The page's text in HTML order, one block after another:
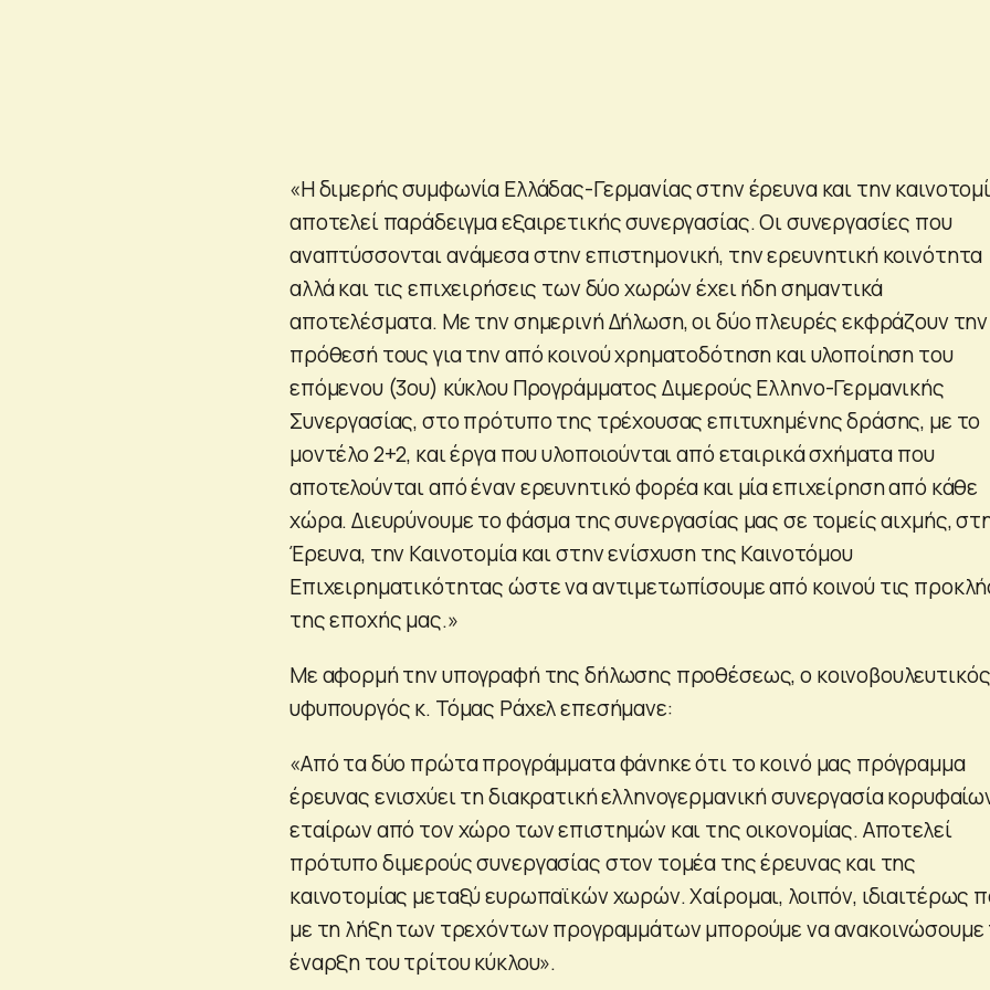
«Η διμερής συμφωνία Ελλάδας-Γερμανίας στην έρευνα και την
αποτελεί παράδειγμα εξαιρετικής συνεργασίας. Οι συνεργασίες που
αναπτύσσονται ανάμεσα στην επιστημονική, την ερευνητική κοινότητα
αλλά και τις επιχειρήσεις των δύο χωρών έχει ήδη σημαντικά
αποτελέσματα. Με την σημερινή Δήλωση, οι δύο πλευρές εκφράζουν την
πρόθεσή τους για την από κοινού χρηματοδότηση και υλοποίηση του
επόμενου (3ου) κύκλου Προγράμματος Διμερούς Ελληνο-Γερμανικής
Συνεργασίας, στο πρότυπο της τρέχουσας επιτυχημένης δράσης, με το
μοντέλο 2+2, και έργα που υλοποιούνται από εταιρικά σχήματα που
αποτελούνται από έναν ερευνητικό φορέα και μία επιχείρηση από κάθε
χώρα. Διευρύνουμε το φάσμα της συνεργασίας μας σε τομείς αιχμής,
Έρευνα, την Καινοτομία και στην ενίσχυση της Καινοτόμου
Επιχειρηματικότητας ώστε να αντιμετωπίσουμε από κοινού τις
της εποχής μας.»
Με αφορμή την υπογραφή της δήλωσης προθέσεως, ο κοινοβουλευτικός
υφυπουργός κ. Τόμας Ράχελ επεσήμανε:
«Από τα δύο πρώτα προγράμματα φάνηκε ότι το κοινό μας πρόγραμμα
έρευνας ενισχύει τη διακρατική ελληνογερμανική συνεργασία
εταίρων από τον χώρο των επιστημών και της οικονομίας. Αποτελεί
πρότυπο διμερούς συνεργασίας στον τομέα της έρευνας και της
καινοτομίας μεταξύ ευρωπαϊκών χωρών. Χαίρομαι, λοιπόν, ιδιαιτέρως
με τη λήξη των τρεχόντων προγραμμάτων μπορούμε να ανακοινώσουμε
έναρξη του τρίτου κύκλου».